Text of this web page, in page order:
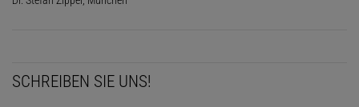
SCHREIBEN SIE UNS!